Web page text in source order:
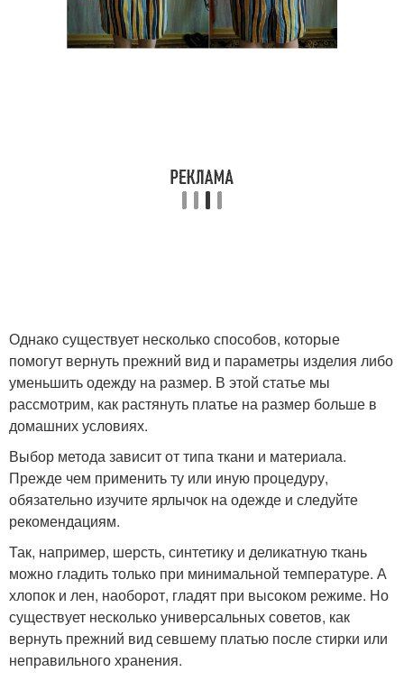
Однако существует несколько способов, которые
помогут вернуть прежний вид и параметры изделия либо
уменьшить одежду на размер. В этой статье мы
рассмотрим, как растянуть платье на размер больше в
домашних условиях.
Выбор метода зависит от типа ткани и материала.
Прежде чем применить ту или иную процедуру,
обязательно изучите ярлычок на одежде и следуйте
рекомендациям.
Так, например, шерсть, синтетику и деликатную ткань
можно гладить только при минимальной температуре. А
хлопок и лен, наоборот, гладят при высоком режиме. Но
существует несколько универсальных советов, как
вернуть прежний вид севшему платью после стирки или
неправильного хранения.